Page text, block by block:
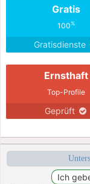
Gratis
100%
Gratisdienste
Ernsthaft
Top-Profile
Geprüft